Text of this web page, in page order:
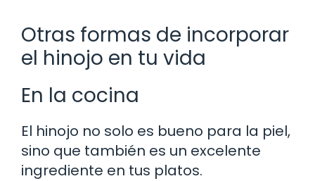
Otras formas de incorporar
el hinojo en tu vida
En la cocina
El hinojo no solo es bueno para la piel,
sino que también es un excelente
ingrediente en tus platos.